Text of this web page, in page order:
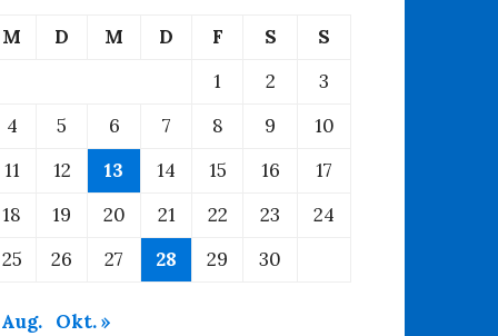
M D M D F S
S
1
2
3
4
5 6 7 8 9
10
11
12 13 14 15 16
17
18
19 20 21 22 23
24
25
26 27 28 29 30
Okt. »